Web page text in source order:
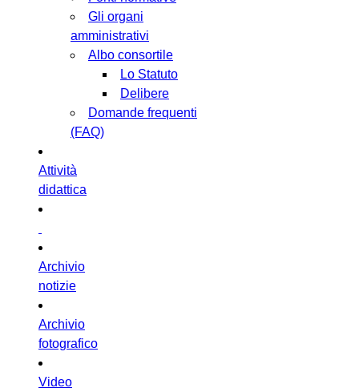
Gli organi
amministrativi
Albo consortile
Lo Statuto
Delibere
Domande frequenti
(FAQ)
Attività
didattica
Archivio
notizie
Archivio
fotografico
Video